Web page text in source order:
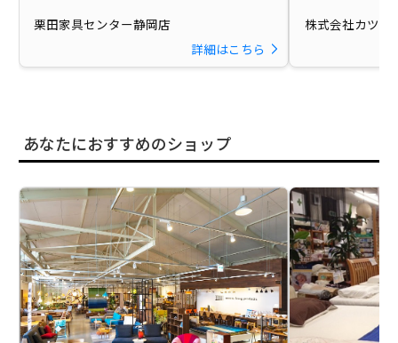
栗田家具センター静岡店
詳細はこちら
株式会社カツマ
あなたにおすすめのショップ